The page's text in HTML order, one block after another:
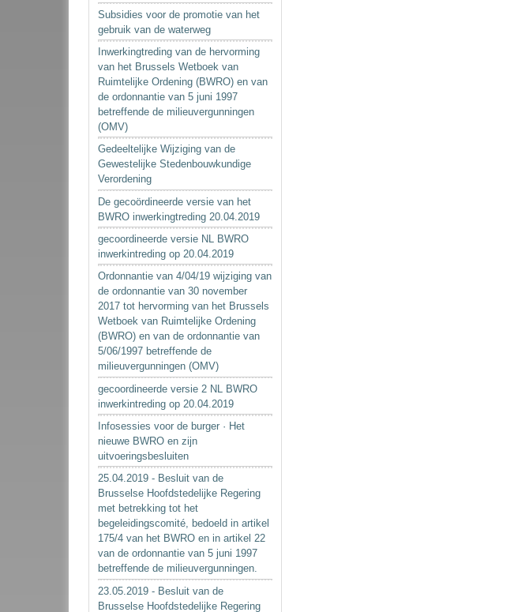
Subsidies voor de promotie van het
gebruik van de waterweg
Inwerkingtreding van de hervorming
van het Brussels Wetboek van
Ruimtelijke Ordening (BWRO) en van
de ordonnantie van 5 juni 1997
betreffende de milieuvergunningen
(OMV)
Gedeeltelijke Wijziging van de
Gewestelijke Stedenbouwkundige
Verordening
De gecoördineerde versie van het
BWRO inwerkingtreding 20.04.2019
gecoordineerde versie NL BWRO
inwerkintreding op 20.04.2019
Ordonnantie van 4/04/19 wijziging van
de ordonnantie van 30 november
2017 tot hervorming van het Brussels
Wetboek van Ruimtelijke Ordening
(BWRO) en van de ordonnantie van
5/06/1997 betreffende de
milieuvergunningen (OMV)
gecoordineerde versie 2 NL BWRO
inwerkintreding op 20.04.2019
Infosessies voor de burger · Het
nieuwe BWRO en zijn
uitvoeringsbesluiten
25.04.2019 - Besluit van de
Brusselse Hoofdstedelijke Regering
met betrekking tot het
begeleidingscomité, bedoeld in artikel
175/4 van het BWRO en in artikel 22
van de ordonnantie van 5 juni 1997
betreffende de milieuvergunningen.
23.05.2019 - Besluit van de
Brusselse Hoofdstedelijke Regering